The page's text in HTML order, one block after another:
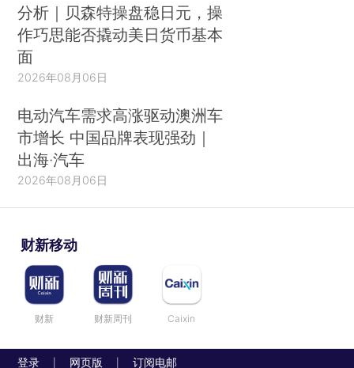
分析｜贝森特操盘稳日元，操
作巧思能否撬动美日货币基本
面
2026年08月06日
电动汽车需求高涨驱动澳洲车
市增长 中国品牌表现强劲｜
出海·汽车
2026年08月06日
财新移动
财新 财新周刊 Caixin
登录 网页版 订阅电邮